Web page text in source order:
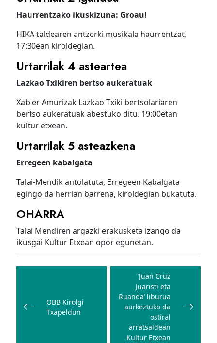
Haurrentzako ikuskizuna: Groau!
HIKA taldearen antzerki musikala haurrentzat.
17:30ean kiroldegian.
Urtarrilak 4 asteartea
Lazkao Txikiren bertso aukeratuak
Xabier Amurizak Lazkao Txiki bertsolariaren
bertso aukeratuak abestuko ditu. 19:00etan
kultur etxean.
Urtarrilak 5 asteazkena
Erregeen kabalgata
Talai-Mendik antolatuta, Erregeen Kabalgata
egingo da herrian barrena, kiroldegian bukatuta.
OHARRA
Talai Mendiren argazki erakusketa izango da
ikusgai Kultur Etxean opor egunetan.
Bidalketetan
OBB Kirolgi
Txapeldun
‘Juan Cruz
Juaristi eta
Ruanda’ liburua
aurkeztuko da
ostiral
arratsaldean
Kultur Etxean